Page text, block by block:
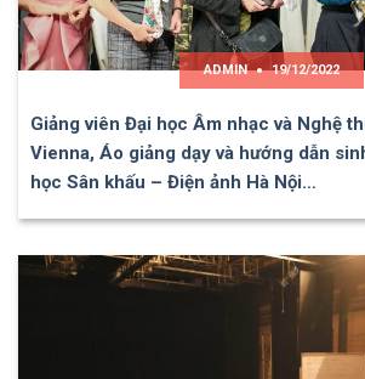
ADMIN 19/12/2022
Giảng viên Đại học Âm nhạc và Nghệ
Vienna, Áo giảng dạy và hướng dẫn
học Sân khấu – Điện ảnh Hà Nội…